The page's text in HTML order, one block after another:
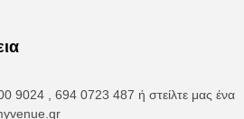
9024 , 694 0723 487 ή στείλτε μας ένα